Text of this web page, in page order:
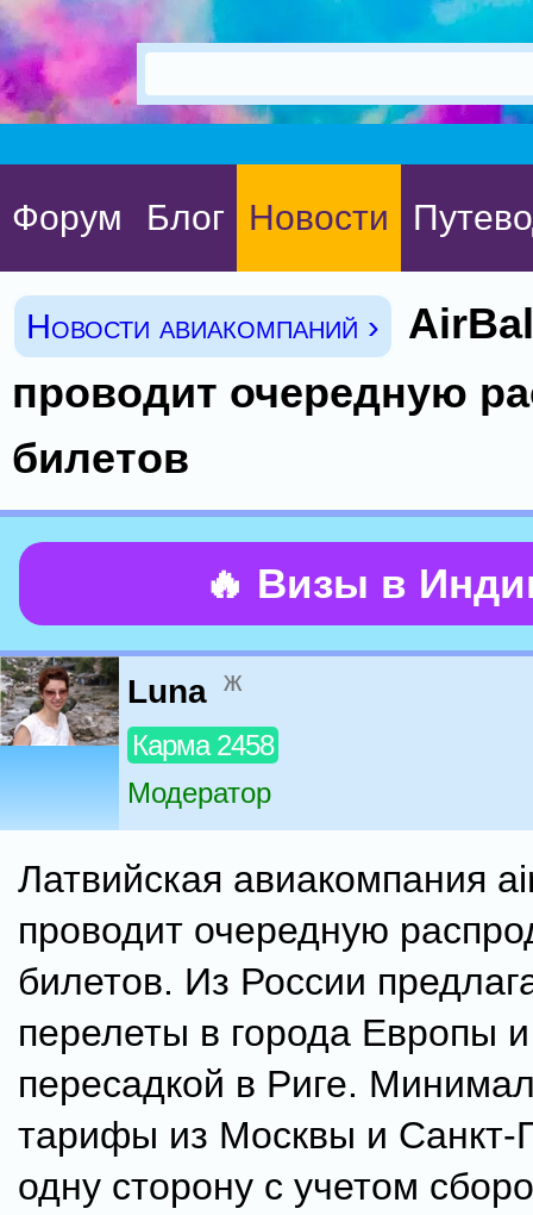
Форум Блог Новости
Новости авиакомпаний ›
проводит очередную
билетов
🔥 Визы в
Luna ж
Карма 2458
Модератор
Латвийская авиакомпания
проводит очередную
билетов. Из России
перелеты в города Европы
пересадкой в Риге.
тарифы из Москвы и Санкт-
одну сторону с учетом